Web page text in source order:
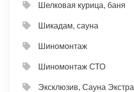
Шелковая курица, баня
Шикадам, сауна
Шиномонтаж
Шиномонтаж СТО
Эксклюзив, Сауна Экстра